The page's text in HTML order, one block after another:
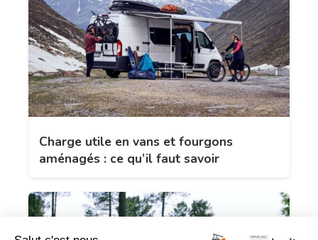
Charge utile en vans et fourgons
aménagés : ce qu’il faut savoir